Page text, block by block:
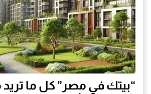
“بيتك في مصر” كل ما